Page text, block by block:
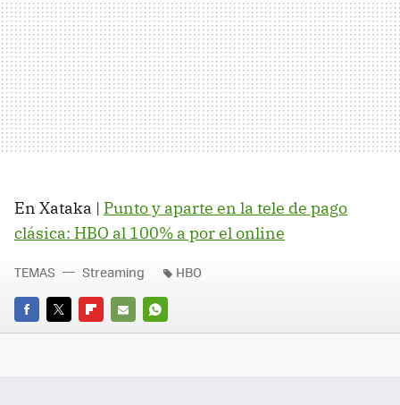
En Xataka | Punto y aparte en la tele de pago
clásica: HBO al 100% a por el online
FACEBOOK
TWITTERFLIPBOARD
E-
WHATSAPP
TEMAS Streaming HBO